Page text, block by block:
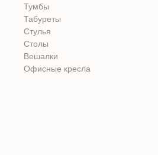
Тумбы
Табуреты
Стулья
Столы
Вешалки
Офисные кресла